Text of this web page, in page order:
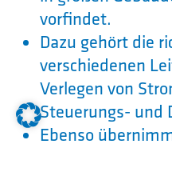
vorfindet.
Dazu gehört die
verschiedenen
Verlegen von
Steuerungs- und
Ebenso